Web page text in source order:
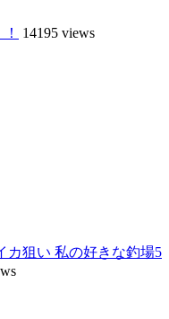
14195 views
カ狙い 私の好きな釣場5